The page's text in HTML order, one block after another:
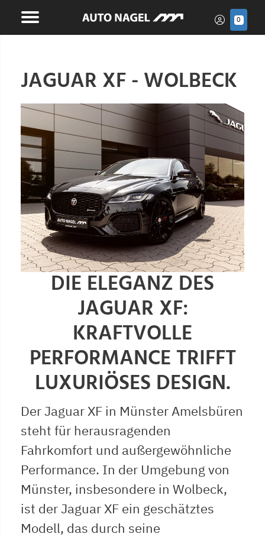
0
JAGUAR XF - WOLBECK
DIE ELEGANZ DES
JAGUAR XF:
KRAFTVOLLE
PERFORMANCE TRIFFT
LUXURIÖSES DESIGN.
Der Jaguar XF in Münster Amelsbüren
steht für herausragenden
Fahrkomfort und außergewöhnliche
Performance. In der Umgebung von
Münster, insbesondere in Wolbeck,
ist der Jaguar XF ein geschätztes
Modell, das durch seine